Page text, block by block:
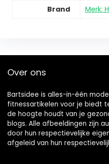
Brand
Merk:
Over ons
Bartsidee is alles-in-één
fitnessartikelen voor je biedt
de hoogte houdt van je
blogs. Alle afbeeldingen zijn
door hun respectievelijke
afgeleid van hun